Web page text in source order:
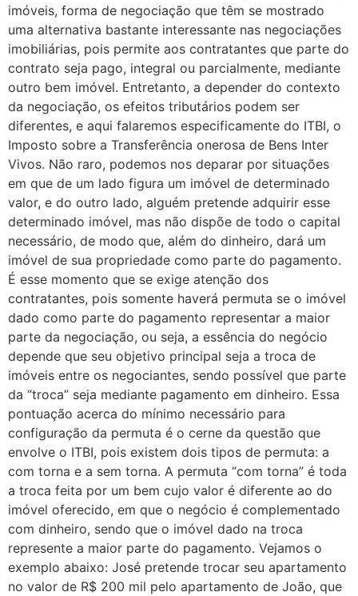
imóveis, forma de negociação que têm se mostrado
uma alternativa bastante interessante nas negociações
imobiliárias, pois permite aos contratantes que parte do
contrato seja pago, integral ou parcialmente, mediante
outro bem imóvel. Entretanto, a depender do contexto
da negociação, os efeitos tributários podem ser
diferentes, e aqui falaremos especificamente do ITBI, o
Imposto sobre a Transferência onerosa de Bens Inter
Vivos. Não raro, podemos nos deparar por situações
em que de um lado figura um imóvel de determinado
valor, e do outro lado, alguém pretende adquirir esse
determinado imóvel, mas não dispõe de todo o capital
necessário, de modo que, além do dinheiro, dará um
imóvel de sua propriedade como parte do pagamento.
É esse momento que se exige atenção dos
contratantes, pois somente haverá permuta se o imóvel
dado como parte do pagamento representar a maior
parte da negociação, ou seja, a essência do negócio
depende que seu objetivo principal seja a troca de
imóveis entre os negociantes, sendo possível que parte
da “troca” seja mediante pagamento em dinheiro. Essa
pontuação acerca do mínimo necessário para
configuração da permuta é o cerne da questão que
envolve o ITBI, pois existem dois tipos de permuta: a
com torna e a sem torna. A permuta “com torna” é toda
a troca feita por um bem cujo valor é diferente ao do
imóvel oferecido, em que o negócio é complementado
com dinheiro, sendo que o imóvel dado na troca
represente a maior parte do pagamento. Vejamos o
exemplo abaixo: José pretende trocar seu apartamento
no valor de R$ 200 mil pelo apartamento de João, que